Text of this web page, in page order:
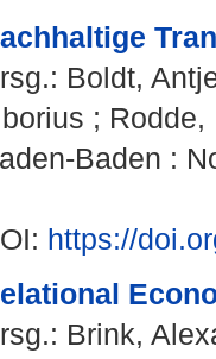
Boldt,
; Rodde,
Baden :
https://
Brink,